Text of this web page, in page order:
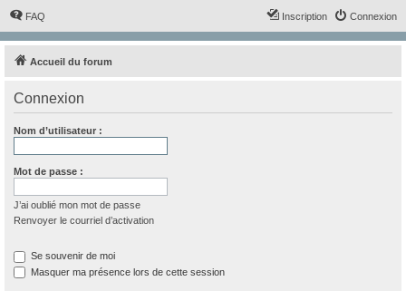
FAQ Connexion
Inscription
Accueil du forum
Connexion
Nom d’utilisateur :
Mot de passe :
J’ai oublié mon mot de passe
Renvoyer le courriel d’activation
Se souvenir de moi
Masquer ma présence lors de cette session